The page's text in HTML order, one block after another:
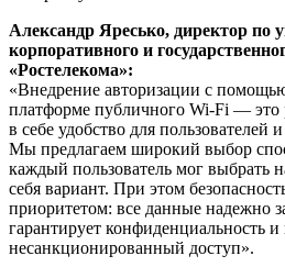
Александр Яресько, директор по
корпоративного и
«Ростелекома»:
«Внедрение авторизации с
платформе публичного Wi-Fi — это
в себе удобство для
Мы предлагаем широкий выбор
каждый пользователь мог выбрать
себя вариант. При этом
приоритетом: все данные надежно
гарантирует конфиденциальность и
несанкционированный доступ».